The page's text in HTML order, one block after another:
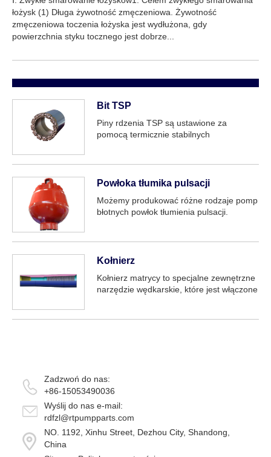
łożysk (1) Długa żywotność zmęczeniowa. Żywotność
zmęczeniowa toczenia łożyska jest wydłużona, gdy
powierzchnia styku tocznego jest dobrze...
Bit TSP
Piny rdzenia TSP są ustawione za
pomocą termicznie stabilnych
poradzi sobie z masywnymi lub
do średniego, hig...
Powłoka tłumika pulsacji
Możemy produkować różne rodzaje pomp
błotnych powłok tłumienia pulsacji.
Kołnierz
Kołnierz matrycy to specjalne zewnętrzne
narzędzie wędkarskie, które jest włączone
Zadzwoń do nas:
+86-15053490036
Wyślij do nas e-mail:
rdfzl@rtpumpparts.com
NO. 1192, Xinhu Street, Dezhou City, Shandong,
China